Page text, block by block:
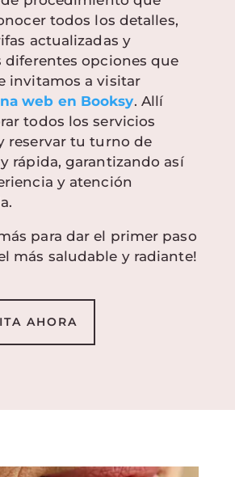
todos los detalles,
actualizadas y
diferentes opciones que
invitamos a visitar
web en Booksy. Allí
todos los servicios
reservar tu turno de
rápida, garantizando así
y atención
para dar el primer paso
más saludable y radiante!
AHORA